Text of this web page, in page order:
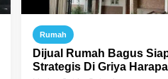
Rumah
Dijual Rumah Bagus
Strategis Di Griya Harapan Permai